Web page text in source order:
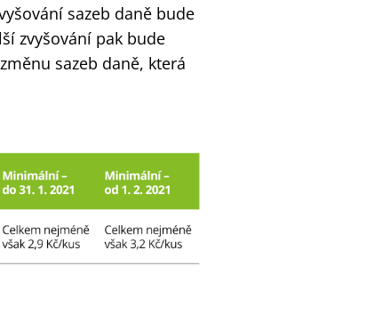
sazeb daně bude
zvyšování pak bude
sazeb daně, která